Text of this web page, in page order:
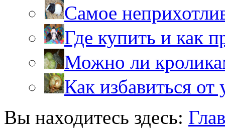
Самое
Где купить и как
Можно ли
Как избавиться от
Вы находитесь здесь: